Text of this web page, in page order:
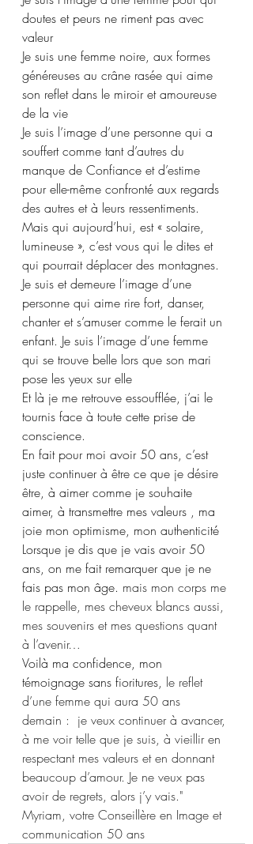
doutes et peurs ne riment pas avec
valeur
Je suis une femme noire, aux formes
généreuses au crâne rasée qui aime
son reflet dans le miroir et amoureuse
de la vie
Je suis l’image d’une personne qui a
souffert comme tant d’autres du
manque de Confiance et d’estime
pour elle-même confronté aux regards
des autres et à leurs ressentiments.
Mais qui aujourd’hui, est « solaire,
lumineuse », c’est vous qui le dites et
qui pourrait déplacer des montagnes.
Je suis et demeure l’image d’une
personne qui aime rire fort, danser,
chanter et s’amuser comme le ferait un
enfant. Je suis l’image d’une femme
qui se trouve belle lors que son mari
pose les yeux sur elle
Et là je me retrouve essoufflée, j’ai le
tournis face à toute cette prise de
conscience.
En fait pour moi avoir 50 ans, c’est
juste continuer à être ce que je désire
être, à aimer comme je souhaite
aimer, à transmettre mes valeurs , ma
joie mon optimisme, mon authenticité
Lorsque je dis que je vais avoir 50
ans, on me fait remarquer que je ne
fais pas mon âge. mais mon corps me
le rappelle, mes cheveux blancs aussi,
mes souvenirs et mes questions quant
à l’avenir…
Voilà ma confidence, mon
témoignage sans fioritures, le reflet
d’une femme qui aura 50 ans
demain :  je veux continuer à avancer,
à me voir telle que je suis, à vieillir en
respectant mes valeurs et en donnant
beaucoup d’amour. Je ne veux pas
avoir de regrets, alors j’y vais."
Myriam, votre Conseillère en Image et
communication 50 ans